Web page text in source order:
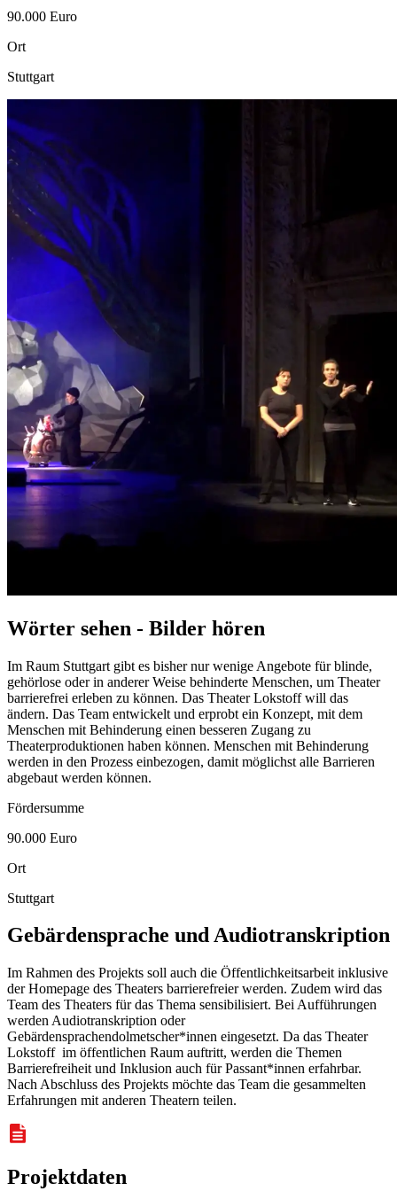
90.000 Euro
Ort
Stuttgart
Wörter sehen - Bilder hören
Im Raum Stuttgart gibt es bisher nur wenige Angebote für blinde,
gehörlose oder in anderer Weise behinderte Menschen, um Theater
barrierefrei erleben zu können. Das Theater Lokstoff will das
ändern. Das Team entwickelt und erprobt ein Konzept, mit dem
Menschen mit Behinderung einen besseren Zugang zu
Theaterproduktionen haben können. Menschen mit Behinderung
werden in den Prozess einbezogen, damit möglichst alle Barrieren
abgebaut werden können.
Fördersumme
90.000 Euro
Ort
Stuttgart
Gebärdensprache und Audiotranskription
Im Rahmen des Projekts soll auch die Öffentlichkeitsarbeit inklusive
derHomepage des Theaters barrierefreier werden. Zudem wird das
Team des Theaters für das Thema sensibilisiert. Bei Aufführungen
werden Audiotranskription oder
Gebärdensprachendolmetscher*innen eingesetzt. Da das Theater
Lokstoff im öffentlichen Raum auftritt, werden die Themen
Barrierefreiheit und Inklusion auch für Passant*innen erfahrbar.
Nach Abschluss des Projekts möchte das Team die gesammelten
Erfahrungen mit anderen Theatern teilen.
Projektdaten